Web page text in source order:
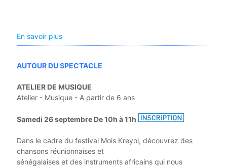
En savoir plus
AUTOUR DU SPECTACLE
ATELIER DE MUSIQUE
Atelier - Musique - A partir de 6 ans
Samedi 26 septembre De 10h à 11h
Dans le cadre du festival Mois Kreyol, découvrez des
chansons réunionnaises et
sénégalaises et des instruments africains qui nous